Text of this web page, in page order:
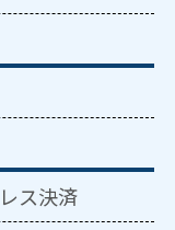
ス決済